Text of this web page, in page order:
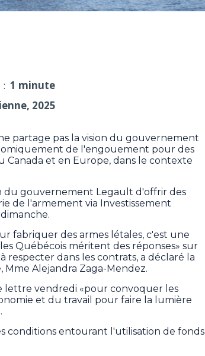
1 minute
2025
partage pas la vision du gouvernement
de l'engouement pour des
Canada et en Europe, dans le contexte
du gouvernement Legault d'offrir des
de l'armement via Investissement
fabriquer des armes létales, c'est une
Québécois méritent des réponses» sur
respecter dans les contrats, a déclaré la
Alejandra Zaga-Mendez.
lettre vendredi «pour convoquer les
et du travail pour faire la lumière
conditions entourant l'utilisation de fonds